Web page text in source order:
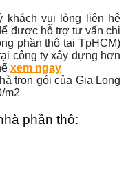
khách vui lòng liên hệ
được hỗ trợ tư vấn chi
phần thô tại TpHCM)
công ty xây dựng hơn
xem ngay
trọn gói của Gia Long
m2
phần thô: